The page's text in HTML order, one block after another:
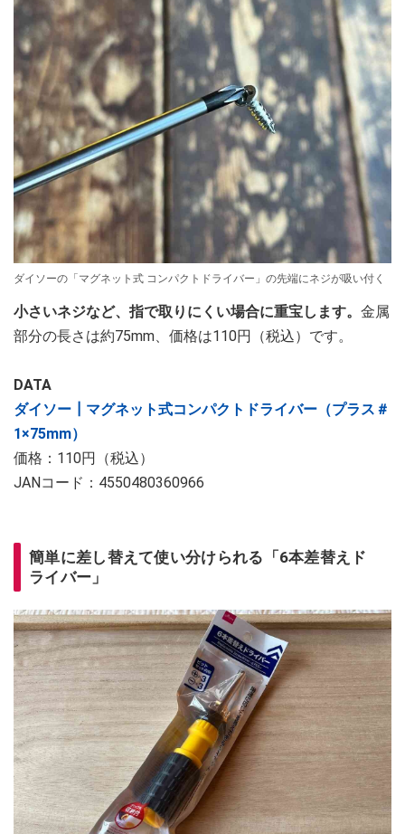
ダイソーの「マグネット式 コンパクトドライバー」の先端にネジが吸い付く
小さいネジなど、指で取りにくい場合に重宝します。 金属
部分の長さは約75mm、価格は110円（税込）です。
DATA
ダイソー┃マグネット式コンパクトドライバー（プラス＃
1×75mm）
価格：110円（税込）
JANコード：4550480360966
簡単に差し替えて使い分けられる「6本差替えド
ライバー」